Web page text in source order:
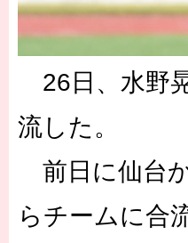
26日、水野
流した。
前日に仙台
らチームに合